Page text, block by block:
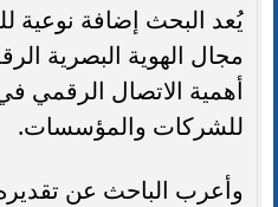
يُعد البحث إضافة نوعية
مجال الهوية البصرية
أهمية الاتصال الرقمي
للشركات والمؤسسات.
وأعرب الباحث عن